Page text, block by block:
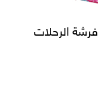
فرشة الرحلات